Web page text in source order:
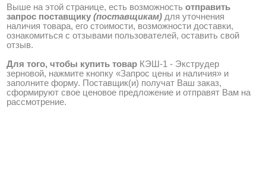
Выше на этой странице, есть возможность отправить
запрос поставщику (поставщикам) для уточнения
наличия товара, его стоимости, возможности доставки,
ознакомиться с отзывами пользователей, оставить свой
отзыв.
Для того, чтобы купить товар КЭШ-1 - Экструдер
зерновой, нажмите кнопку «Запрос цены и наличия» и
заполните форму. Поставщик(и) получат Ваш заказ,
сформируют свое ценовое предложение и отправят Вам на
рассмотрение.